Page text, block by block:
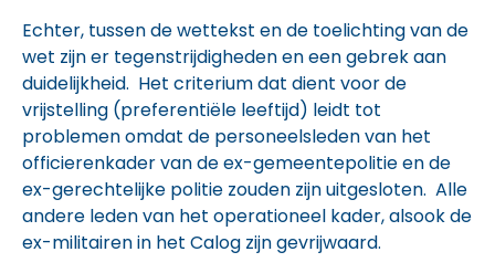
Echter, tussen de wettekst en de toelichting van de
wet zijn er tegenstrijdigheden en een gebrek aan
duidelijkheid. Het criterium dat dient voor de
vrijstelling (preferentiële leeftijd) leidt tot
problemen omdat de personeelsleden van het
officierenkader van de ex-gemeentepolitie en de
ex-gerechtelijke politie zouden zijn uitgesloten. Alle
andere leden van het operationeel kader, alsook de
ex-militairen in het Calog zijn gevrijwaard.